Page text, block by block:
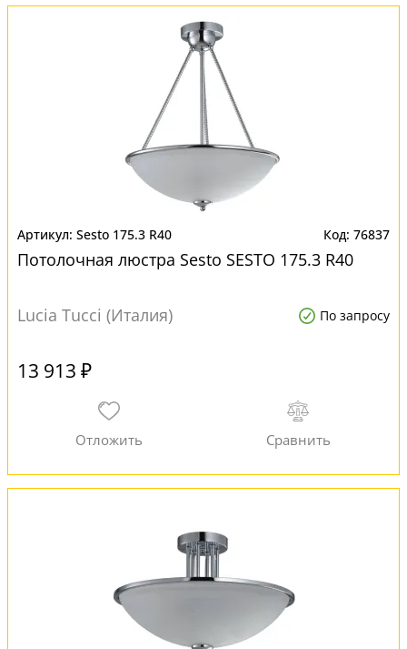
Sesto 175.3 R40 76837
Потолочная люстра Sesto SESTO 175.3 R40
Lucia Tucci (Италия) По запросу
13 913 ₽